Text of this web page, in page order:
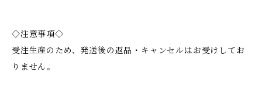
◇注意事項◇
受注生産のため、発送後の返品・キャンセルはお受けしてお
りません。